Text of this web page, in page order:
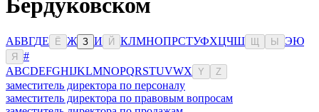
Бердуковском
АБВГДЕ Ё Ж З И Й КЛМНОПРСТУФХЦЧШ Ы ЭЮ
Я
#
ABCDEFGHIJKLMNOPQRSTUVWX Y Z
заместитель директора по персоналу
заместитель директора по правовым вопросам